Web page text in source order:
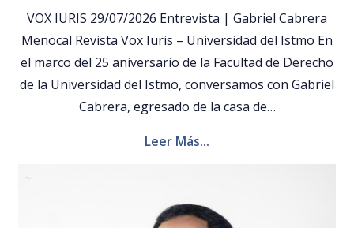
VOX IURIS 29/07/2026 Entrevista | Gabriel Cabrera
Menocal Revista Vox Iuris – Universidad del Istmo En
el marco del 25 aniversario de la Facultad de Derecho
de la Universidad del Istmo, conversamos con Gabriel
Cabrera, egresado de la casa de…
Leer Más...